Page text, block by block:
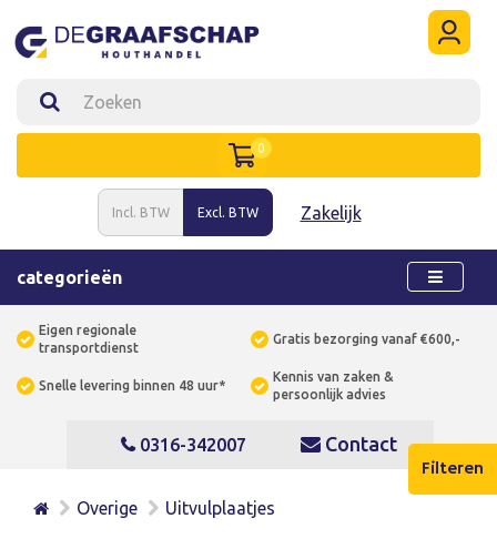
Filteren
Incl. BTW Excl. BTW Zakelijk
0
categorieën
Eigen regionale
transportdienst
Gratis bezorging vanaf €600,-
Snelle levering binnen 48 uur*
Kennis van zaken &
persoonlijk advies
0316-342007 Contact
Overige Uitvulplaatjes